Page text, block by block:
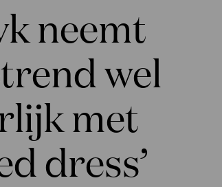
neemt
wel
met
dress’